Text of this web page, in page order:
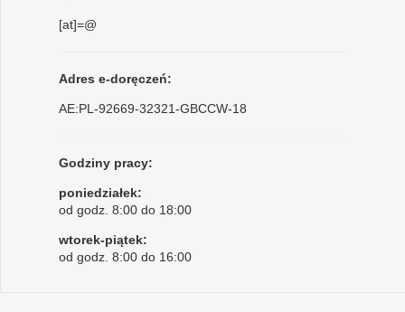
[at]=@
Adres e-doręczeń:
AE:PL-92669-32321-GBCCW-18
Godziny pracy:
poniedziałek:
od godz. 8:00 do 18:00
wtorek-piątek:
od godz. 8:00 do 16:00